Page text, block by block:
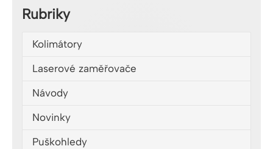
Rubriky
Kolimátory
Laserové zaměřovače
Návody
Novinky
Puškohledy